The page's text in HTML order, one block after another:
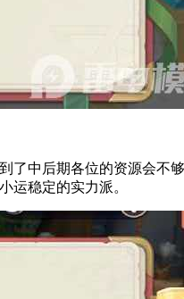
了中后期各位的资源会不
运稳定的实力派。